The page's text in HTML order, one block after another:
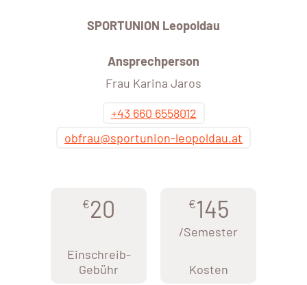
SPORTUNION Leopoldau
Ansprechperson
Frau Karina Jaros
+43 660 6558012
obfrau@sportunion-leopoldau.at
€20
Einschreib-
Gebühr
€145
/Semester
Kosten